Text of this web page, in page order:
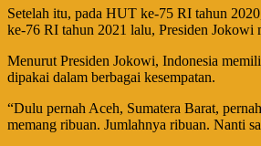
Setelah itu, pada HUT ke-75 RI tahun
ke-76 RI tahun 2021 lalu, Presiden Jokowi
Menurut Presiden Jokowi, Indonesia
dipakai dalam berbagai kesempatan.
“Dulu pernah Aceh, Sumatera Barat,
memang ribuan. Jumlahnya ribuan. Nanti